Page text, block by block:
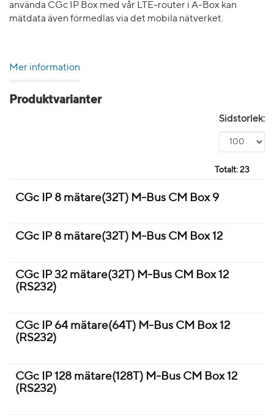
använda CGc IP Box med vår LTE-router i A-Box kan
mätdata även förmedlas via det mobila nätverket.
Mer information
Produktvarianter
Sidstorlek:
Totalt: 23
CGc IP 8 mätare(32T) M-Bus CM Box 9
CGc IP 8 mätare(32T) M-Bus CM Box 12
CGc IP 32 mätare(32T) M-Bus CM Box 12
(RS232)
CGc IP 64 mätare(64T) M-Bus CM Box 12
(RS232)
CGc IP 128 mätare(128T) M-Bus CM Box 12
(RS232)